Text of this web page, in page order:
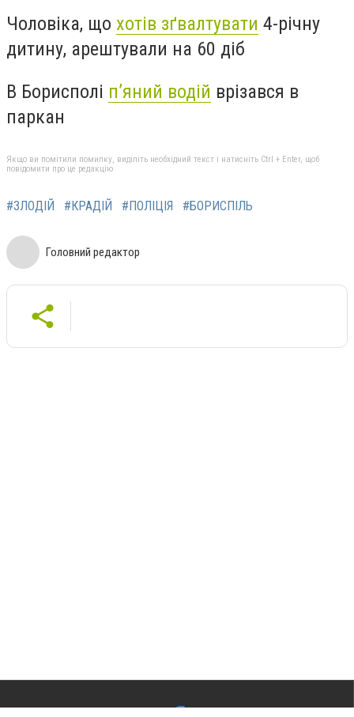
Чоловіка, що хотів зґвалтувати 4-річну
дитину, арештували на 60 діб
В Борисполі п’яний водій врізався в
паркан
Якщо ви помітили помилку, виділіть необхідний текст і натисніть Ctrl + Enter, щоб
повідомити про це редакцію
#ЗЛОДІЙ #КРАДІЙ #ПОЛІЦІЯ #БОРИСПІЛЬ
Головний редактор